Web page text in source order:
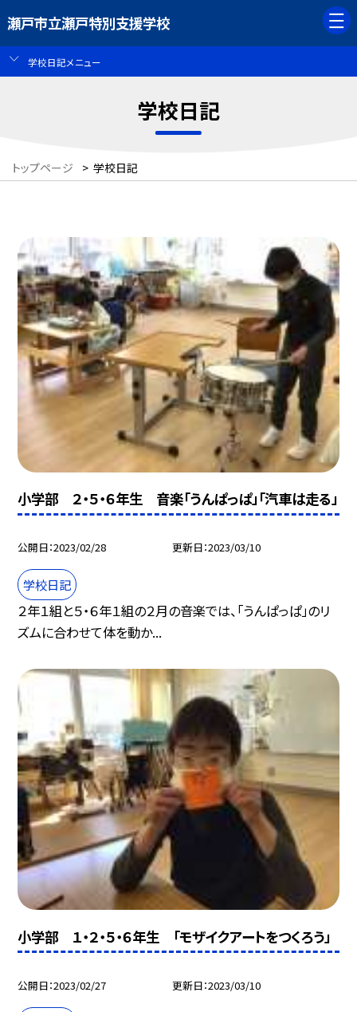
瀬戸市立瀬戸特別支援学校
学校日記メニュー
学校日記
トップページ > 学校日記
小学部 ２・５・６年生 音楽「うんぱっぱ」「汽車は走る」
公開日 2023/02/28 更新日 2023/03/10
学校日記
２年１組と５・６年１組の２月の音楽では、「うんぱっぱ」のリ
ズムに合わせて体を動か...
小学部 １・２・５・６年生 「モザイクアートをつくろう」
公開日 2023/02/27 更新日 2023/03/10